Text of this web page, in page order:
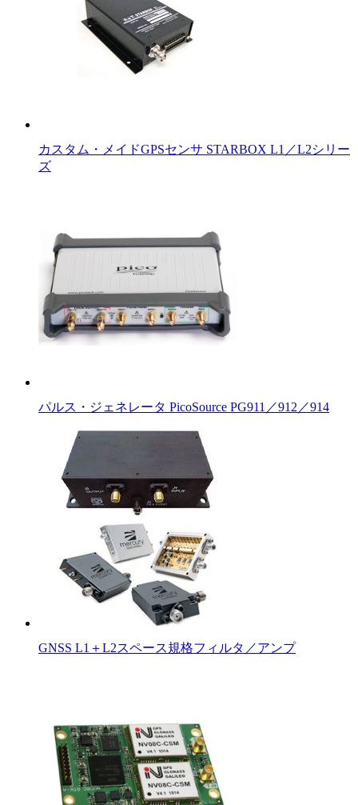
カスタム・メイドGPSセンサ STARBOX L1／L2シリー
ズ
パルス・ジェネレータ PicoSource PG911／912／914
GNSS L1＋L2スペース規格フィルタ／アンプ